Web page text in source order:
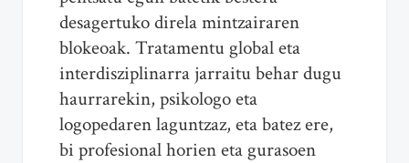
desagertuko direla mintzairaren
blokeoak. Tratamentu global eta
interdisziplinarra jarraitu behar dugu
haurrarekin, psikologo eta
logopedaren laguntzaz, eta batez ere,
bi profesional horien eta gurasoen